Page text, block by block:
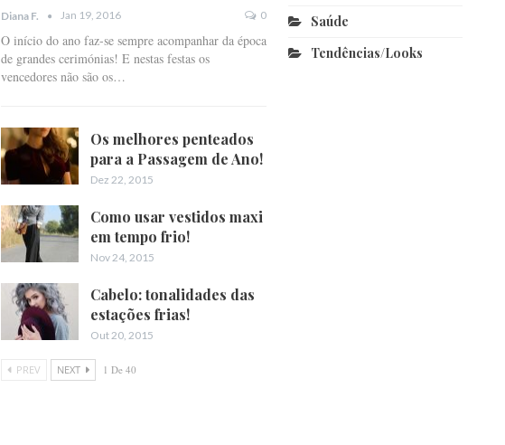
Diana F. Jan 19, 2016 0
O início do ano faz-se sempre acompanhar da época
de grandes cerimónias! E nestas festas os
vencedores não são os…
Os melhores penteados
para a Passagem de Ano!
Dez 22, 2015
Como usar vestidos maxi
em tempo frio!
Nov 24, 2015
Cabelo: tonalidades das
estações frias!
Out 20, 2015
PREV NEXT 1 De 40
Saúde
Tendências/looks